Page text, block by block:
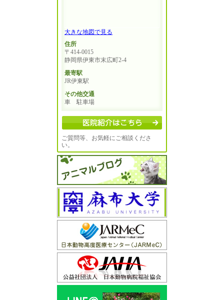
大きな地図で見る
住所
〒414-0015
静岡県伊東市末広町2-4
最寄駅
JR伊東駅
その他交通
車 駐車場
ご質問等、お気軽にご相談くださ
い。